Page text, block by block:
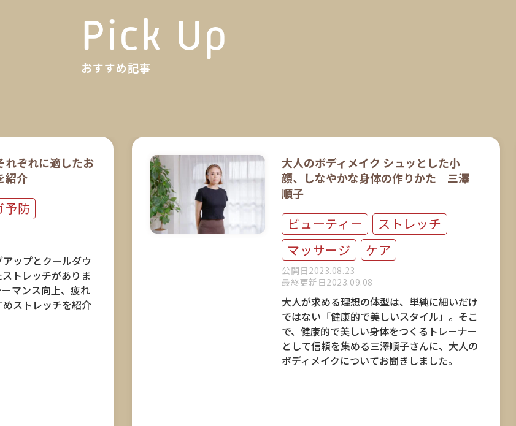
Pick Up
おすすめ記事
れぞれに適したお
紹介
予防
ップとクールダウ
トレッチがありま
マンス向上、疲れ
ストレッチを紹介
大人のボディメイク シュッとした小
顔、しなやかな身体の作りかた｜三澤
順子
ビューティー
ストレッチ
マッサージ
ケア
公開日2023.08.23
最終更新日2023.09.08
大人が求める理想の体型は、単純に細いだけ
ではない「健康的で美しいスタイル」。そこ
で、健康的で美しい身体をつくるトレーナー
として信頼を集める三澤順子さんに、大人の
ボディメイクについてお聞きしました。